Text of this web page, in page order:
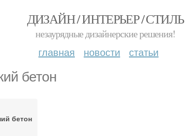
ДИЗАЙН / ИНТЕРЬЕР / СТИЛЬ
незаурядные дизайнерские решения!
главная новости статьи
бетон
бетон